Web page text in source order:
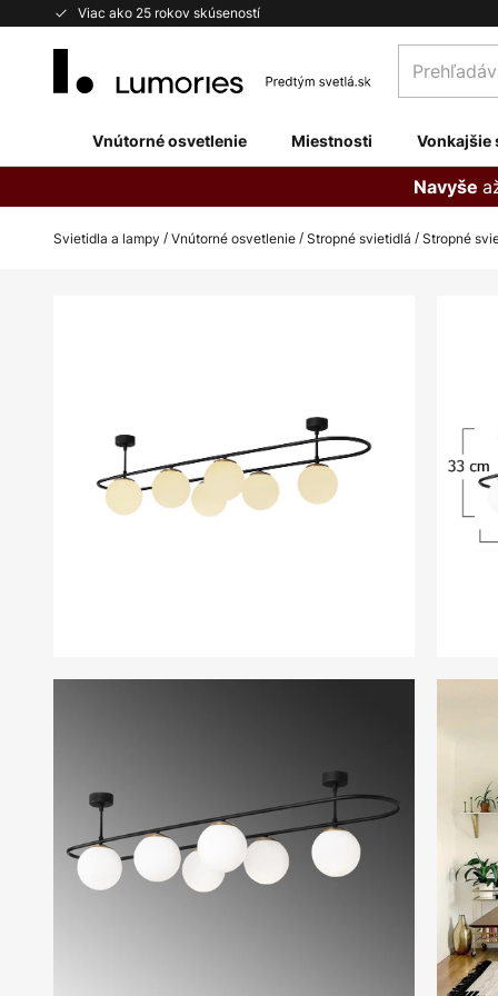
Viac ako 25 rokov skúseností
Skip
obchod
Vnútorné osvetlenie Miestnosti Vonkajšie
Navyše
Svietidla a lampy Vnútorné osvetlenie Stropné svietidlá Stropné